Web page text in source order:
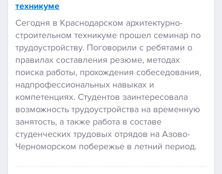
техникуме
Сегодня в Краснодарском архитектурно-
строительном техникуме прошел семинар по
трудоустройству. Поговорили с ребятами о
правилах составления резюме, методах
поиска работы, прохождения собеседования,
надпрофессиональных навыках и
компетенциях. Студентов заинтересовала
возможность трудоустройства на временную
занятость, а также работа в составе
студенческих трудовых отрядов на Азово-
Черноморском побережье в летний период.